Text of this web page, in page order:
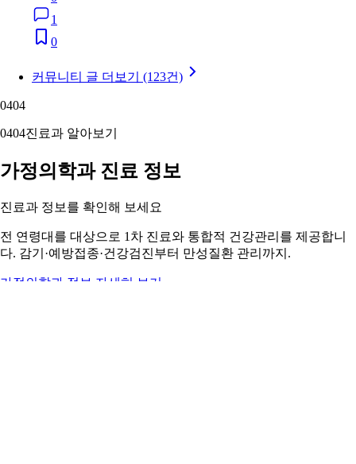
1
0
커뮤니티 글 더보기 (123건)
0404
0404진료과 알아보기
가정의학과 진료 정보
진료과 정보를 확인해 보세요
전 연령대를 대상으로 1차 진료와 통합적 건강관리를 제공합니
다. 감기·예방접종·건강검진부터 만성질환 관리까지.
가정의학과 정보 자세히 보기 ›